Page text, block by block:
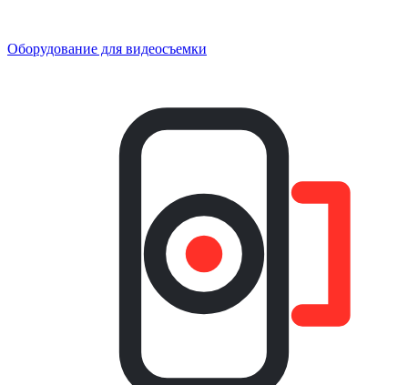
Оборудование для видеосъемки